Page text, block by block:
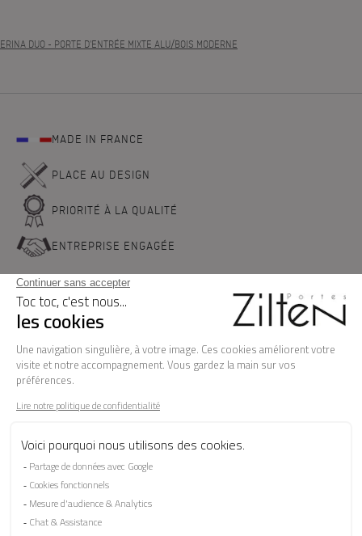
ERINA DUO - PORTE D'ENTRÉE MIXTE ALU/BOIS MODERNE
MADE IN FRANCE
PLACE AU DESIGN
PRIORITÉ À LA QUALITÉ
ENTREPRISE ENGAGÉE
NOS PORTES D'ENTREE
LA MARQUE
BESOIN D'AIDE ?
Les garanties
Le SAV
Besoin d'informations ? Nos conseillers
sont à votre écoute.